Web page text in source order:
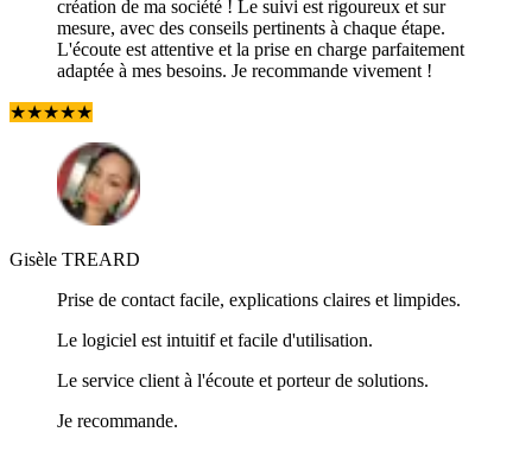
création de ma société ! Le suivi est rigoureux et sur
mesure, avec des conseils pertinents à chaque étape.
L'écoute est attentive et la prise en charge parfaitement
adaptée à mes besoins. Je recommande vivement !
★★★★★
Gisèle TREARD
Prise de contact facile, explications claires et limpides.
Le logiciel est intuitif et facile d'utilisation.
Le service client à l'écoute et porteur de solutions.
Je recommande.